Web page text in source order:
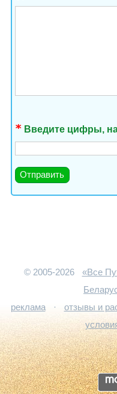
Введите цифры,
© 2005-2026
«Все
реклама
· отзывы и